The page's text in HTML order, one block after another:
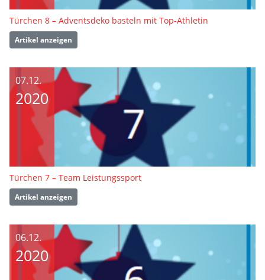
Türchen 8 – Adventsdeko basteln mit Top-Athletin
Artikel anzeigen
07.12.
2020
Türchen 7 – Team Leistungssport
Artikel anzeigen
06.12.
2020